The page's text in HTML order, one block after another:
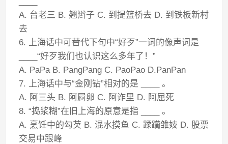
A. 台老三 B. 翘辫子 C. 到提篮桥去 D. 到铁板新村
去
6. 上海话中可替代下句中“好歹”一词的像声词是
____“好歹我们也认识这么多年了！”
A. PaPa B. PangPang C. PaoPao D.PanPan
7. 上海话中与“金刚钻”相对的是 ____ 。
A. 阿三头 B. 阿屙卵 C. 阿诈里 D. 阿屈死
8. “捣浆糊”在旧上海的原意是指 ____ 。
A. 烹饪中的勾芡 B. 混水摸鱼 C. 蹂躏雏妓 D. 股票
交易中跟峰